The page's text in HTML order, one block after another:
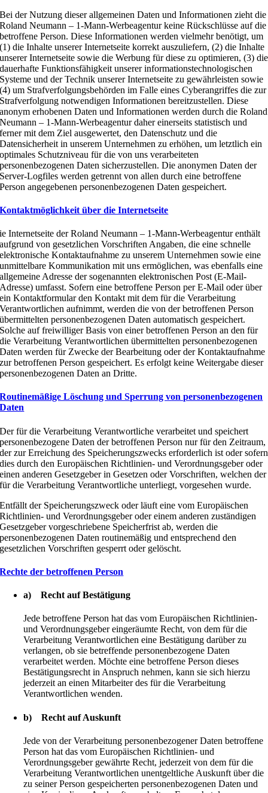
Bei der Nutzung dieser allgemeinen Daten und Informationen zieht die
Roland Neumann – 1-Mann-Werbeagentur keine Rückschlüsse auf die
betroffene Person. Diese Informationen werden vielmehr benötigt, um
(1) die Inhalte unserer Internetseite korrekt auszuliefern, (2) die Inhalte
unserer Internetseite sowie die Werbung für diese zu optimieren, (3) die
dauerhafte Funktionsfähigkeit unserer informationstechnologischen
Systeme und der Technik unserer Internetseite zu gewährleisten sowie
(4) um Strafverfolgungsbehörden im Falle eines Cyberangriffes die zur
Strafverfolgung notwendigen Informationen bereitzustellen. Diese
anonym erhobenen Daten und Informationen werden durch die Roland
Neumann – 1-Mann-Werbeagentur daher einerseits statistisch und
ferner mit dem Ziel ausgewertet, den Datenschutz und die
Datensicherheit in unserem Unternehmen zu erhöhen, um letztlich ein
optimales Schutzniveau für die von uns verarbeiteten
personenbezogenen Daten sicherzustellen. Die anonymen Daten der
Server-Logfiles werden getrennt von allen durch eine betroffene
Person angegebenen personenbezogenen Daten gespeichert.
Kontaktmöglichkeit über die Internetseite
ie Internetseite der Roland Neumann – 1-Mann-Werbeagentur enthält
aufgrund von gesetzlichen Vorschriften Angaben, die eine schnelle
elektronische Kontaktaufnahme zu unserem Unternehmen sowie eine
unmittelbare Kommunikation mit uns ermöglichen, was ebenfalls eine
allgemeine Adresse der sogenannten elektronischen Post (E-Mail-
Adresse) umfasst. Sofern eine betroffene Person per E-Mail oder über
ein Kontaktformular den Kontakt mit dem für die Verarbeitung
Verantwortlichen aufnimmt, werden die von der betroffenen Person
übermittelten personenbezogenen Daten automatisch gespeichert.
Solche auf freiwilliger Basis von einer betroffenen Person an den für
die Verarbeitung Verantwortlichen übermittelten personenbezogenen
Daten werden für Zwecke der Bearbeitung oder der Kontaktaufnahme
zur betroffenen Person gespeichert. Es erfolgt keine Weitergabe dieser
personenbezogenen Daten an Dritte.
Routinemäßige Löschung und Sperrung von personenbezogenen
Daten
Der für die Verarbeitung Verantwortliche verarbeitet und speichert
personenbezogene Daten der betroffenen Person nur für den Zeitraum,
der zur Erreichung des Speicherungszwecks erforderlich ist oder sofern
dies durch den Europäischen Richtlinien- und Verordnungsgeber oder
einen anderen Gesetzgeber in Gesetzen oder Vorschriften, welchen der
für die Verarbeitung Verantwortliche unterliegt, vorgesehen wurde.
Entfällt der Speicherungszweck oder läuft eine vom Europäischen
Richtlinien- und Verordnungsgeber oder einem anderen zuständigen
Gesetzgeber vorgeschriebene Speicherfrist ab, werden die
personenbezogenen Daten routinemäßig und entsprechend den
gesetzlichen Vorschriften gesperrt oder gelöscht.
Rechte der betroffenen Person
a) Recht auf Bestätigung
Jede betroffene Person hat das vom Europäischen Richtlinien-
und Verordnungsgeber eingeräumte Recht, von dem für die
Verarbeitung Verantwortlichen eine Bestätigung darüber zu
verlangen, ob sie betreffende personenbezogene Daten
verarbeitet werden. Möchte eine betroffene Person dieses
Bestätigungsrecht in Anspruch nehmen, kann sie sich hierzu
jederzeit an einen Mitarbeiter des für die Verarbeitung
Verantwortlichen wenden.
b) Recht auf Auskunft
Jede von der Verarbeitung personenbezogener Daten betroffene
Person hat das vom Europäischen Richtlinien- und
Verordnungsgeber gewährte Recht, jederzeit von dem für die
Verarbeitung Verantwortlichen unentgeltliche Auskunft über die
zu seiner Person gespeicherten personenbezogenen Daten und